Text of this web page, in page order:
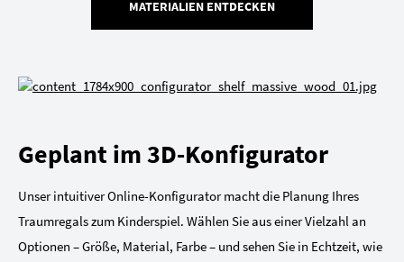
MATERIALIEN ENTDECKEN
Geplant im 3D-Konfigurator
Unser intuitiver Online-Konfigurator macht die Planung Ihres
Traumregals zum Kinderspiel. Wählen Sie aus einer Vielzahl an
Optionen – Größe, Material, Farbe – und sehen Sie in Echtzeit, wie